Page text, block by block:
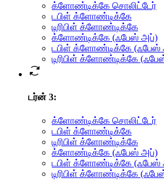
க்ளோண்டிக்கே சொலிட்டேர்
டபிள் க்ளோண்டிக்கே
டிரிபிள் க்ளோண்டிக்கே
க்ளோண்டிக்கே (ஃபேஸ் அப்)
டபிள் க்ளோண்டிக்கே (ஃபேஸ்
டிரிபிள் க்ளோண்டிக்கே
டர்ன் 3:
க்ளோண்டிக்கே சொலிட்டேர்
டபிள் க்ளோண்டிக்கே
டிரிபிள் க்ளோண்டிக்கே
க்ளோண்டிக்கே (ஃபேஸ் அப்)
டபிள் க்ளோண்டிக்கே (ஃபேஸ்
டிரிபிள் க்ளோண்டிக்கே